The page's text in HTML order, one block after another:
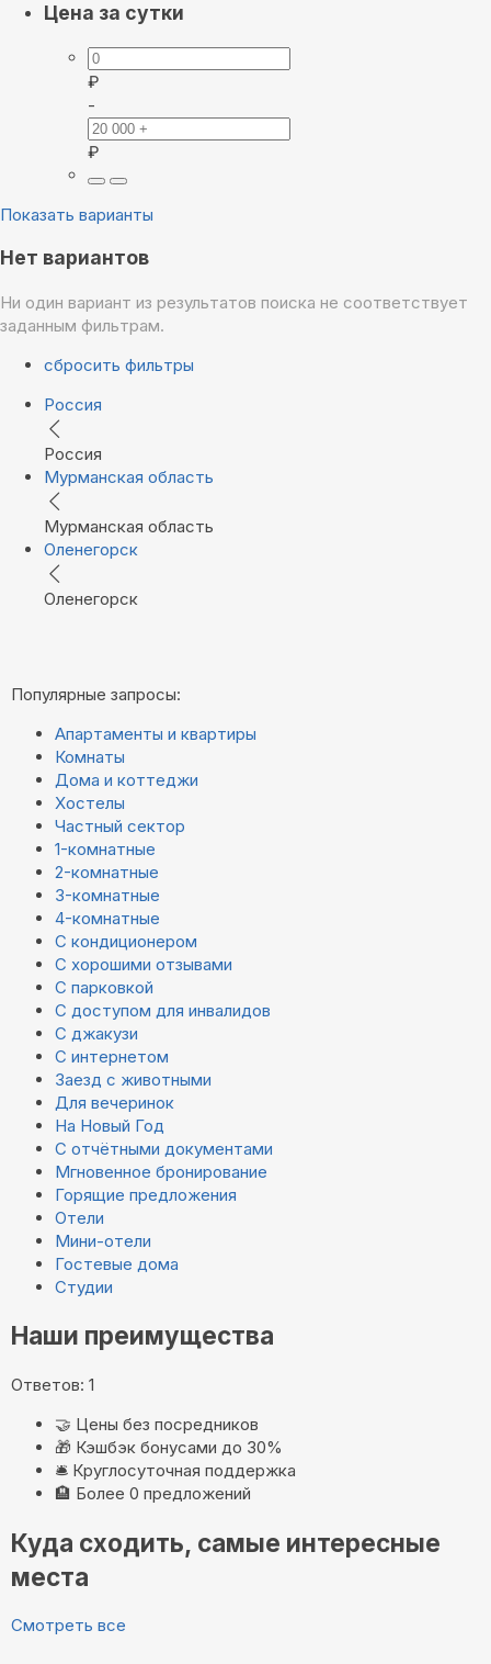
Цена за сутки
₽
-
₽
Показать варианты
Нет вариантов
Ни один вариант из результатов поиска не соответствует
заданным фильтрам.
сбросить фильтры
Россия
Россия
Мурманская область
Мурманская область
Оленегорск
Оленегорск
Популярные запросы:
Апартаменты и квартиры
Комнаты
Дома и коттеджи
Хостелы
Частный сектор
1-комнатные
2-комнатные
3-комнатные
4-комнатные
С кондиционером
С хорошими отзывами
С парковкой
С доступом для инвалидов
С джакузи
С интернетом
Заезд с животными
Для вечеринок
На Новый Год
С отчётными документами
Мгновенное бронирование
Горящие предложения
Отели
Мини-отели
Гостевые дома
Студии
Наши преимущества
Ответов: 1
🤝 Цены без посредников
🎁 Кэшбэк бонусами до 30%
🛎️ Круглосуточная поддержка
🏨 Более 0 предложений
Куда сходить, самые интересные
места
Смотреть все